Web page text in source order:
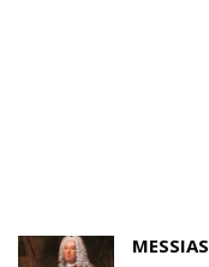
MESSIAS